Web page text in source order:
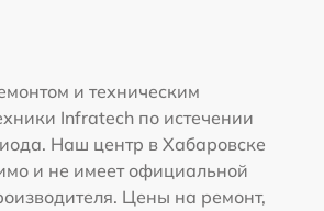
и техническим
Infratech по истечении
Наш центр в Хабаровске
и не имеет официальной
Цены на ремонт,